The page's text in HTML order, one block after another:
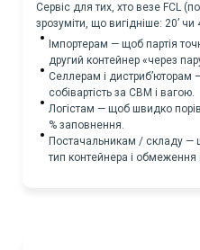
Сервіс для тих, хто везе FCL
зрозуміти, що вигідніше: 20’ чи
Імпортерам — щоб партія
другий контейнер «через
Селлерам і дистриб’юторам
собівартість за CBM і вагою.
Логістам — щоб швидко
% заповнення.
Постачальникам / складу —
тип контейнера і обмеження